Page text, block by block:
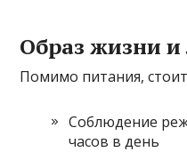
Образ жизни и
Помимо питания,
Соблюдение
часов в день